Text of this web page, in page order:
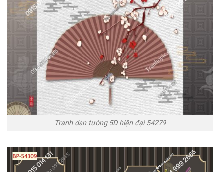
Tranh dán tường 5D hiện đại 54279